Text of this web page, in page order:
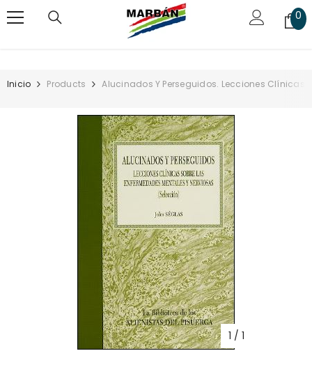
00
Inicio Products Alucinados Y Perseguidos. Lecciones Clínicas
1 / 1